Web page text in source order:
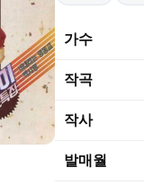
가수
작곡
작사
발매월